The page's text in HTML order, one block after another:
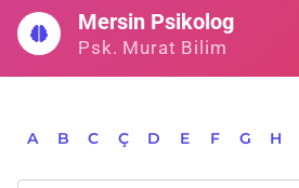
İçeriğe
geç
Mersin Psikolog
Psk. Murat Bilim
A B C Ç D E F G H